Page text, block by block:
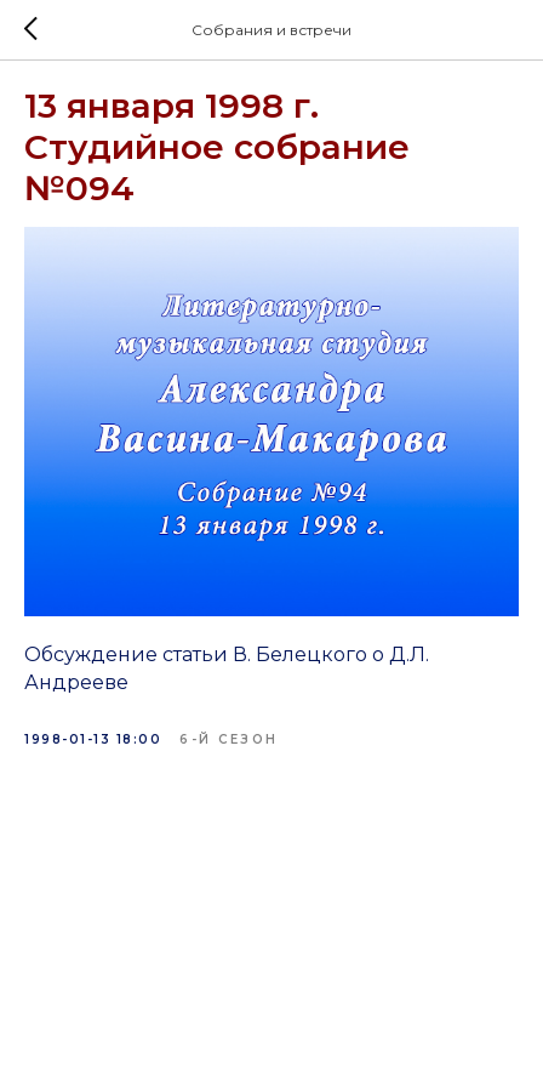
Собрания и встречи
13 января 1998 г.
Студийное собрание
№094
Обсуждение статьи В. Белецкого о Д.Л.
Андрееве
1998-01-13 18:00 6-Й СЕЗОН